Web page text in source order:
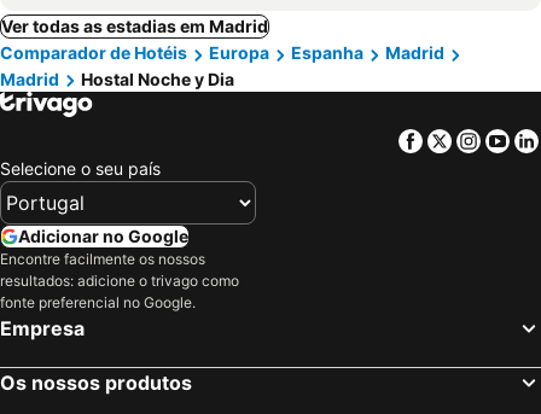
Ver todas as estadias em Madrid
Comparador de Hotéis
Europa Espanha
Madrid
Madrid
Hostal Noche y Dia
Facebook
Twitter
Selecione o seu país
Adicionar no Google
Encontre facilmente os nossos
resultados: adicione o trivago como
fonte preferencial no Google.
Empresa
Os nossos produtos